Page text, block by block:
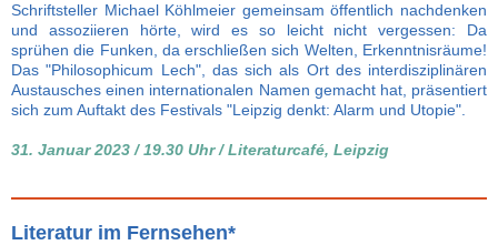
Schriftsteller Michael Köhlmeier gemeinsam öffentlich nachdenken
und assoziieren hörte, wird es so leicht nicht vergessen: Da
sprühen die Funken, da erschließen sich Welten, Erkenntnisräume!
Das "Philosophicum Lech", das sich als Ort des interdisziplinären
Austausches einen internationalen Namen gemacht hat, präsentiert
sich zum Auftakt des Festivals "Leipzig denkt: Alarm und Utopie".
31. Januar 2023 / 19.30 Uhr / Literaturcafé, Leipzig
Literatur im Fernsehen*